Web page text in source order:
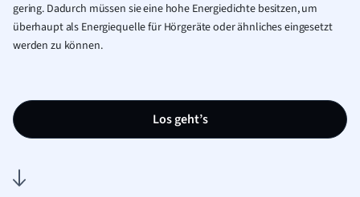
gering. Dadurch müssen sie eine hohe Energiedichte besitzen, um
überhaupt als Energiequelle für Hörgeräte oder ähnliches eingesetzt
werden zu können.
Los geht’s